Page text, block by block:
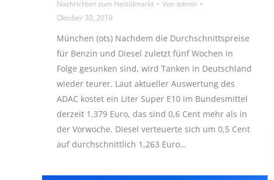
Nachrichten zum Heizölmarkt Vonadmin
Oktober 30, 2019
München (ots) Nachdem die Durchschnittspreise
für Benzin und Diesel zuletzt fünf Wochen in
Folge gesunken sind, wird Tanken in Deutschland
wieder teurer. Laut aktueller Auswertung des
ADAC kostet ein Liter Super E10 im Bundesmittel
derzeit 1,379 Euro, das sind 0,6 Cent mehr als in
der Vorwoche. Diesel verteuerte sich um 0,5 Cent
auf durchschnittlich 1,263 Euro…